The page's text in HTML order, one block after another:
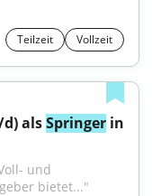
Teilzeit Vollzeit
als Springer in
und
bietet..."